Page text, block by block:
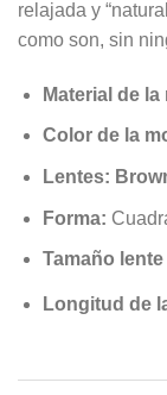
relajada y
como son, sin
Material de
Color de la
Lentes:
Forma:
Tamaño
Longitud de